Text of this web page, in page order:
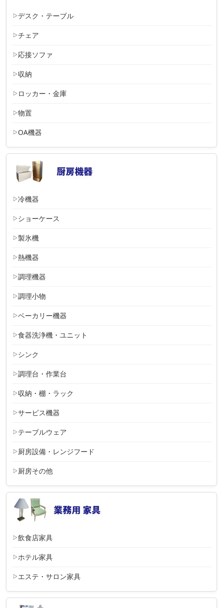
デスク・テーブル
チェア
応接ソファ
収納
ロッカー・金庫
物置
OA機器
冷機器
ショーケース
製氷機
熱機器
調理機器
調理小物
ベーカリー機器
食器洗浄機・ユニット
シンク
調理台・作業台
収納・棚・ラック
サービス機器
テーブルウェア
厨房設備・レンジフード
厨房その他
飲食店家具
ホテル家具
エステ・サロン家具